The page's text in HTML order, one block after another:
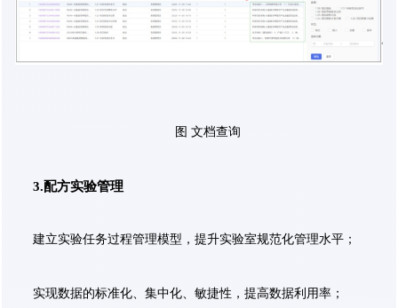
图 文档查询
3.配方实验管理
建立实验任务过程管理模型，提升实验室规范化管理水平；
实现数据的标准化、集中化、敏捷性，提高数据利用率；